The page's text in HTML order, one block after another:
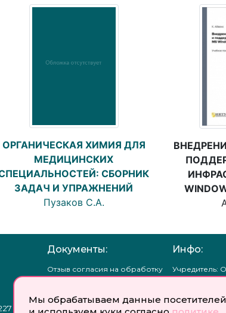
Мы обрабатываем данные посетителей
ОРГАНИЧЕСКАЯ ХИМИЯ ДЛЯ
МЕДИЦИНСКИХ
СБОРНИК
ЗАДАЧ И УПРАЖНЕНИЙ
Пузаков С.А.
Документы:
Отзыв согласия на обработку
персональных данных
соглашение
Политика
Инфо:
Учредитель: